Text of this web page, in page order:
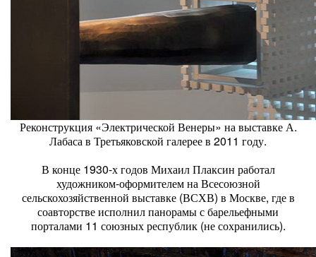
Реконструкция «Электрической Венеры» на выставке А.
Лабаса в Третьяковской галерее в 2011 году.
В конце 1930-х годов Михаил Плаксин работал
художником-оформителем на Всесоюзной
сельскохозяйственной выставке (ВСХВ) в Москве, где в
соавторстве исполнил панорамы с барельефными
порталами 11 союзных республик (не сохранились).